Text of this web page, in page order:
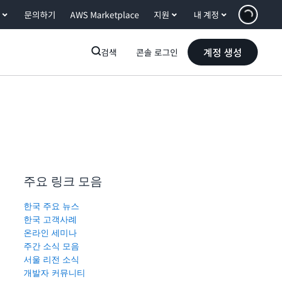
문의하기 AWS Marketplace 지원 내 계정
검색 콘솔 로그인 계정 생성
주요 링크 모음
한국 주요 뉴스
한국 고객사례
온라인 세미나
주간 소식 모음
서울 리전 소식
개발자 커뮤니티